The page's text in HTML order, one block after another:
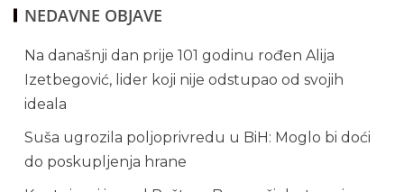
NEDAVNE OBJAVE
Na današnji dan prije 101 godinu rođen Alija
Izetbegović, lider koji nije odstupao od svojih
ideala
Suša ugrozila poljoprivredu u BiH: Moglo bi doći
do poskupljenja hrane